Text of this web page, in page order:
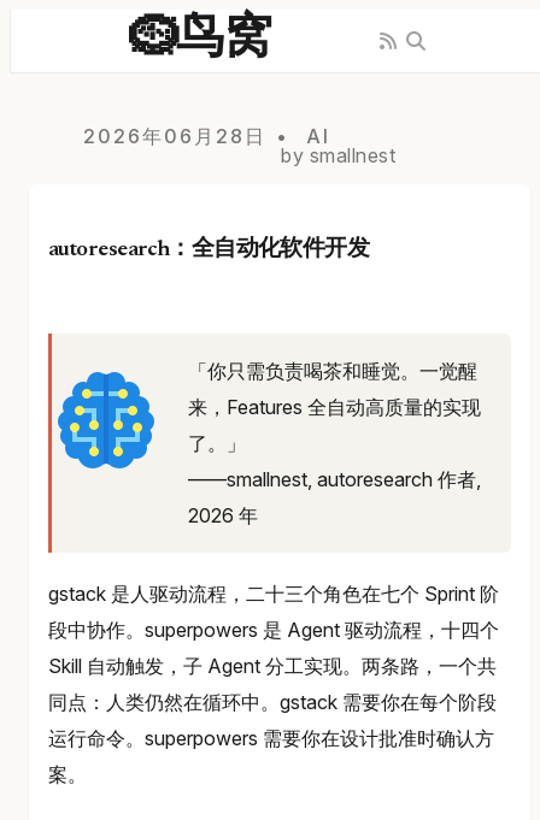
🪹鸟窝
2026年06月28日
AI
by smallnest
autoresearch：全自动化软件开发
「你只需负责喝茶和睡觉。一觉醒
来，Features 全自动高质量的实现
了。」
——smallnest, autoresearch 作者,
2026 年
gstack 是人驱动流程，二十三个角色在七个 Sprint 阶
段中协作。superpowers 是 Agent 驱动流程，十四个
Skill 自动触发，子 Agent 分工实现。两条路，一个共
同点：人类仍然在循环中。gstack 需要你在每个阶段
运行命令。superpowers 需要你在设计批准时确认方
案。